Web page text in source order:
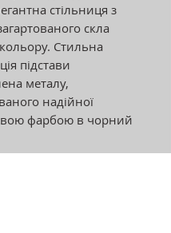
стільниця з
скла
Стильна
підстави
​​металу,
надійної
фарбою в чорний